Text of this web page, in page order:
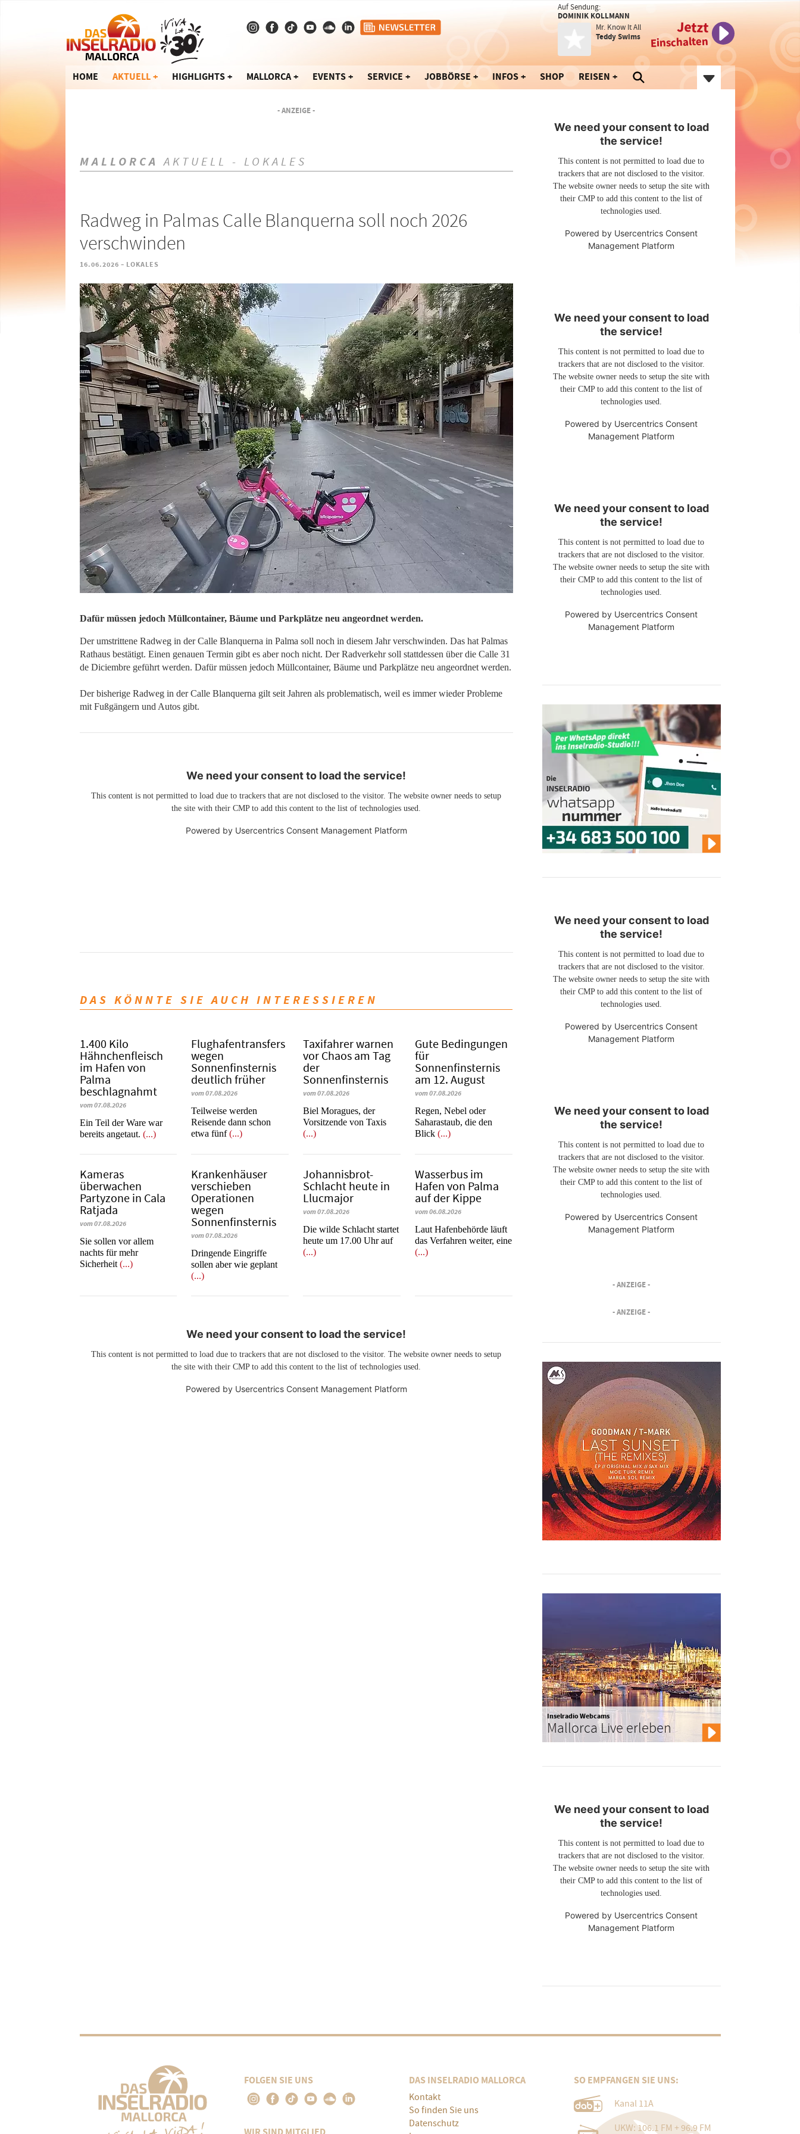
Auf Sendung:
DOMINIK KOLLMANN
Mr. Know It All
Teddy Swims
Jetzt
Einschalten
HOME AKTUELL HIGHLIGHTS MALLORCA EVENTS SERVICE JOBBÖRSE INFOS SHOP REISEN
- ANZEIGE -
MALLORCA AKTUELL - LOKALES
Radweg in Palmas Calle Blanquerna soll noch 2026
verschwinden
16.06.2026 - LOKALES
Dafür müssen jedoch Müllcontainer, Bäume und Parkplätze neu angeordnet werden.
Der umstrittene Radweg in der Calle Blanquerna in Palma soll noch in diesem Jahr verschwinden. Das hat Palmas
Rathaus bestätigt. Einen genauen Termin gibt es aber noch nicht. Der Radverkehr soll stattdessen über die Calle 31
de Diciembre geführt werden. Dafür müssen jedoch Müllcontainer, Bäume und Parkplätze neu angeordnet werden.
Der bisherige Radweg in der Calle Blanquerna gilt seit Jahren als problematisch, weil es immer wieder Probleme
mit Fußgängern und Autos gibt.
We need your consent to load the service!
This content is not permitted to load due to trackers that are not disclosed to the visitor. The website owner needs to setup
the site with their CMP to add this content to the list of technologies used.
Powered by Usercentrics Consent Management Platform
DAS KÖNNTE SIE AUCH INTERESSIEREN
1.400 Kilo
Hähnchenfleisch
im Hafen von
Palma
beschlagnahmt
vom 07.08.2026
​​​​​​​Ein Teil der Ware war
bereits angetaut. (...)
Flughafentransfers
wegen
Sonnenfinsternis
deutlich früher
vom 07.08.2026
Teilweise werden
Reisende dann schon
etwa fünf(...)
Taxifahrer warnen
vor Chaos am Tag
der
Sonnenfinsternis
vom 07.08.2026
​​​​​​​Biel Moragues, der
Vorsitzende von Taxis
(...)
Gute Bedingungen
für
Sonnenfinsternis
am 12. August
vom 07.08.2026
Regen, Nebel oder
Saharastaub, die den
Blick(...)
Kameras
überwachen
Partyzone in Cala
Ratjada
vom 07.08.2026
Sie sollen vor allem
nachts für mehr
Sicherheit (...)
Krankenhäuser
verschieben
Operationen
wegen
Sonnenfinsternis
vom 07.08.2026
Dringende Eingriffe
sollen aber wie geplant
(...)
Johannisbrot-
Schlacht heute in
Llucmajor
vom 07.08.2026
Die wilde Schlacht startet
heute um 17.00 Uhr auf
(...)
Wasserbus im
Hafen von Palma
auf der Kippe
vom 06.08.2026
Laut Hafenbehörde läuft
das Verfahren weiter, eine
(...)
We need your consent to load the service!
This content is not permitted to load due to trackers that are not disclosed to the visitor. The website owner needs to setup
the site with their CMP to add this content to the list of technologies used.
Powered by Usercentrics Consent Management Platform
We need your consent to load
the service!
This content is not permitted to load due to
trackers that are not disclosed to the visitor.
The website owner needs to setup the site with
their CMP to add this content to the list of
technologies used.
Powered by Usercentrics Consent
Management Platform
We need your consent to load
the service!
This content is not permitted to load due to
trackers that are not disclosed to the visitor.
The website owner needs to setup the site with
their CMP to add this content to the list of
technologies used.
Powered by Usercentrics Consent
Management Platform
We need your consent to load
the service!
This content is not permitted to load due to
trackers that are not disclosed to the visitor.
The website owner needs to setup the site with
their CMP to add this content to the list of
technologies used.
Powered by Usercentrics Consent
Management Platform
We need your consent to load
the service!
This content is not permitted to load due to
trackers that are not disclosed to the visitor.
The website owner needs to setup the site with
their CMP to add this content to the list of
technologies used.
Powered by Usercentrics Consent
Management Platform
We need your consent to load
the service!
This content is not permitted to load due to
trackers that are not disclosed to the visitor.
The website owner needs to setup the site with
their CMP to add this content to the list of
technologies used.
Powered by Usercentrics Consent
Management Platform
- ANZEIGE -
- ANZEIGE -
Inselradio Webcams
Mallorca Live erleben
We need your consent to load
the service!
This content is not permitted to load due to
trackers that are not disclosed to the visitor.
The website owner needs to setup the site with
their CMP to add this content to the list of
technologies used.
Powered by Usercentrics Consent
Management Platform
FOLGEN SIE UNS DAS INSELRADIO MALLORCA
Kontakt
So finden Sie uns
Datenschutz
SO EMPFANGEN SIE UNS:
Kanal 11A
UKW: 106.1 FM + 96.9 FM